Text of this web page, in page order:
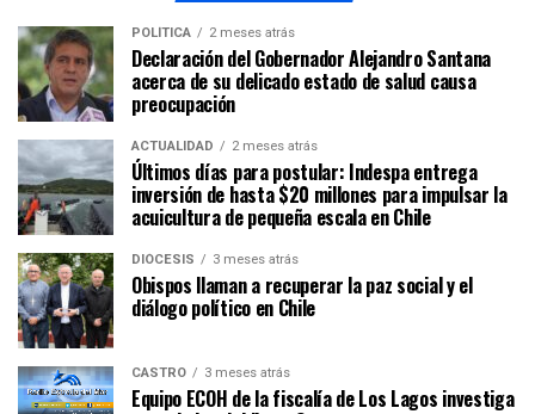
POLÍTICA 2 meses atrás
Declaración del Gobernador Alejandro Santana
acerca de su delicado estado de salud causa
preocupación
ACTUALIDAD 2 meses atrás
Últimos días para postular: Indespa entrega
inversión de hasta $20 millones para impulsar la
acuicultura de pequeña escala en Chile
DIÓCESIS 3 meses atrás
Obispos llaman a recuperar la paz social y el
diálogo político en Chile
CASTRO 3 meses atrás
Equipo ECOH de la fiscalía de Los Lagos investiga